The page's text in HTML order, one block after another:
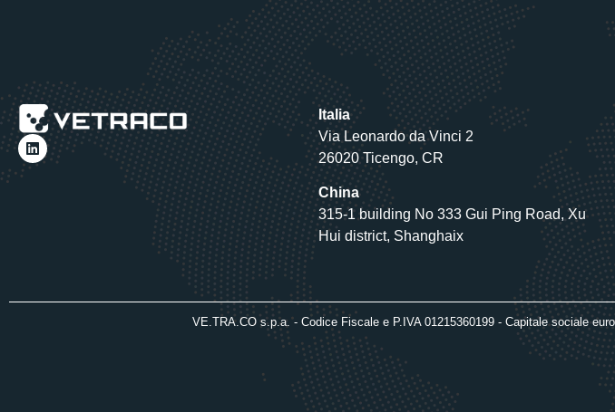
Italia
Via Leonardo da Vinci 2
26020 Ticengo, CR
China
315-1 building No 333 Gui Ping Road, Xu
Hui district, Shanghaix
VE.TRA.CO s.p.a. - Codice Fiscale e P.IVA 01215360199 - Capitale sociale